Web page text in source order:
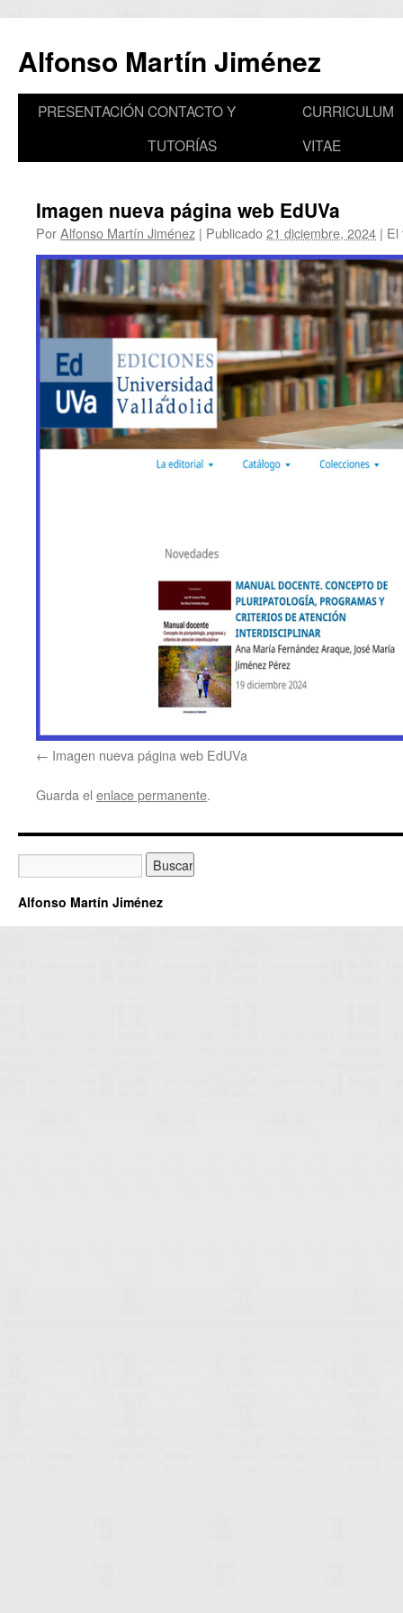
contenido
Alfonso Martín Jiménez
PRESENTACIÓN CONTACTO Y
TUTORÍAS
CURRICULUM
VITAE
Imagen nueva página web EdUVa
PorAlfonso Martín Jiménez | Publicado21 diciembre, 2024 | El
Imagen nueva página web EdUVa
Guarda el enlace permanente.
Alfonso Martín Jiménez